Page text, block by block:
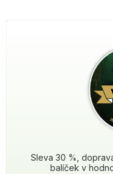
Sleva 30 %,
balíček v